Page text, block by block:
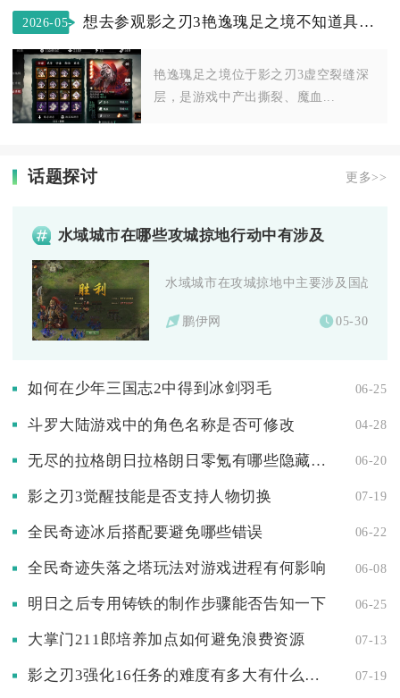
2026-05-
想去参观影之刃3艳逸瑰足之境不知道具体在哪
艳逸瑰足之境位于影之刃3虚空裂缝深
层，是游戏中产出撕裂、魔血...
话题探讨 更多>>
水域城市在哪些攻城掠地行动中有涉及
水域城市在攻城掠地中主要涉及国战攻
鹏伊网 05-30
如何在少年三国志2中得到冰剑羽毛 06-25
斗罗大陆游戏中的角色名称是否可修改 04-28
无尽的拉格朗日拉格朗日零氪有哪些隐藏任务 06-20
影之刃3觉醒技能是否支持人物切换 07-19
全民奇迹冰后搭配要避免哪些错误 06-22
全民奇迹失落之塔玩法对游戏进程有何影响 06-08
明日之后专用铸铁的制作步骤能否告知一下 06-25
大掌门211郎培养加点如何避免浪费资源 07-13
影之刃3强化16任务的难度有多大有什么窍门可以轻松过关 07-19